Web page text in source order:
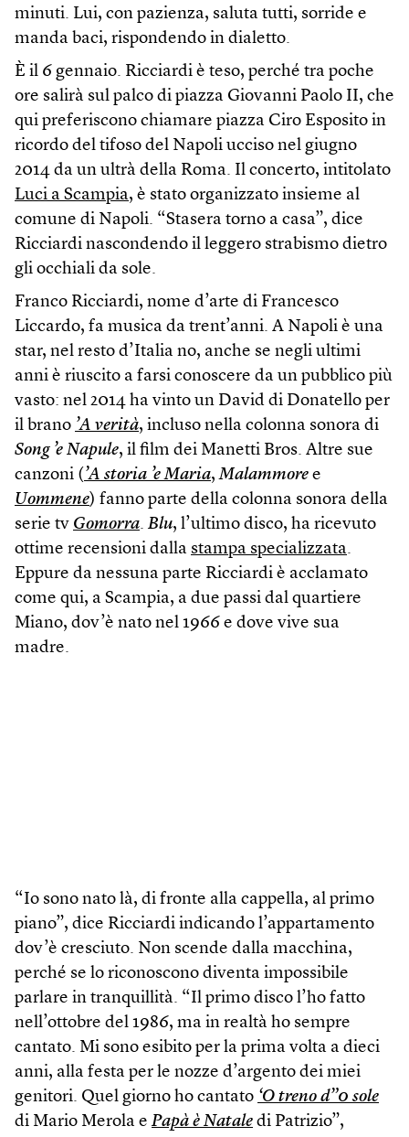
minuti. Lui, con pazienza, saluta tutti, sorride e
manda baci, rispondendo in dialetto.
È il 6 gennaio. Ricciardi è teso, perché tra poche
ore salirà sul palco di piazza Giovanni Paolo II, che
qui preferiscono chiamare piazza Ciro Esposito in
ricordo del tifoso del Napoli ucciso nel giugno
2014 da un ultrà della Roma. Il concerto, intitolato
Luci a Scampia, è stato organizzato insieme al
comune di Napoli. “Stasera torno a casa”, dice
Ricciardi nascondendo il leggero strabismo dietro
gli occhiali da sole.
Franco Ricciardi, nome d’arte di Francesco
Liccardo, fa musica da trent’anni. A Napoli è una
star, nel resto d’Italia no, anche se negli ultimi
anni è riuscito a farsi conoscere da un pubblico più
vasto: nel 2014 ha vinto un David di Donatello per
il brano ’A verità, incluso nella colonna sonora di
Song ’e Napule, il film dei Manetti Bros. Altre sue
canzoni ( ’A storia ’e Maria,Malammore e
Uommene) fanno parte della colonna sonora della
serie tv Gomorra. Blu, l’ultimo disco, ha ricevuto
ottime recensioni dalla stampa specializzata.
Eppure da nessuna parte Ricciardi è acclamato
come qui, a Scampia, a due passi dal quartiere
Miano, dov’è nato nel 1966 e dove vive sua
madre.
“Io sono nato là, di fronte alla cappella, al primo
piano”, dice Ricciardi indicando l’appartamento
dov’è cresciuto. Non scende dalla macchina,
perché se lo riconoscono diventa impossibile
parlare in tranquillità. “Il primo disco l’ho fatto
nell’ottobre del 1986, ma in realtà ho sempre
cantato. Mi sono esibito per la prima volta a dieci
anni, alla festa per le nozze d’argento dei miei
genitori. Quel giorno ho cantato ‘O treno d”0 sole
di Mario Merola e Papà è Natale di Patrizio”,